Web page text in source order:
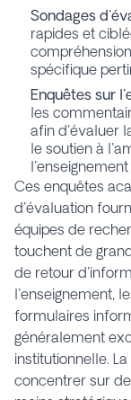
Sondages
rapides et
spécifique
Enquêtes sur
les
afin d'évaluer
le soutien à
Ces enquêtes
d'évaluation
équipes de
touchent de
de retour
l'enseignement,
formulaires
généralement
institutionnelle.
concentrer sur